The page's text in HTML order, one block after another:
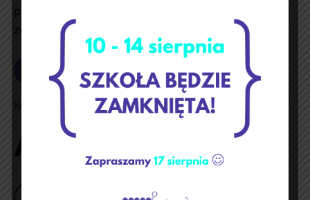
Aktualności
pamiątkę udziału uczniów TTI w kreatywnych
zajęciach. Do zobaczenia za rok!
Czytaj dalej
Witraż-
logo
Kategoria: Aktualności